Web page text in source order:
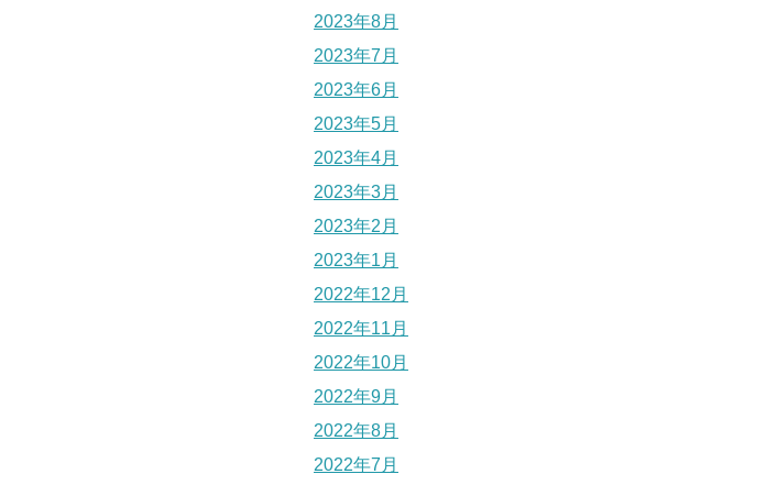
2023年8月
2023年7月
2023年6月
2023年5月
2023年4月
2023年3月
2023年2月
2023年1月
2022年12月
2022年11月
2022年10月
2022年9月
2022年8月
2022年7月